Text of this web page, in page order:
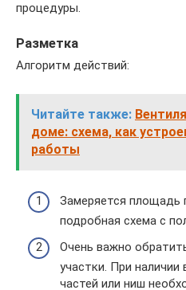
процедуры.
Разметка
Алгоритм действий:
Читайте также:
доме: схема, как
работы
Замеряется площадь
подробная схема с
Очень важно
участки. При
частей или ниш